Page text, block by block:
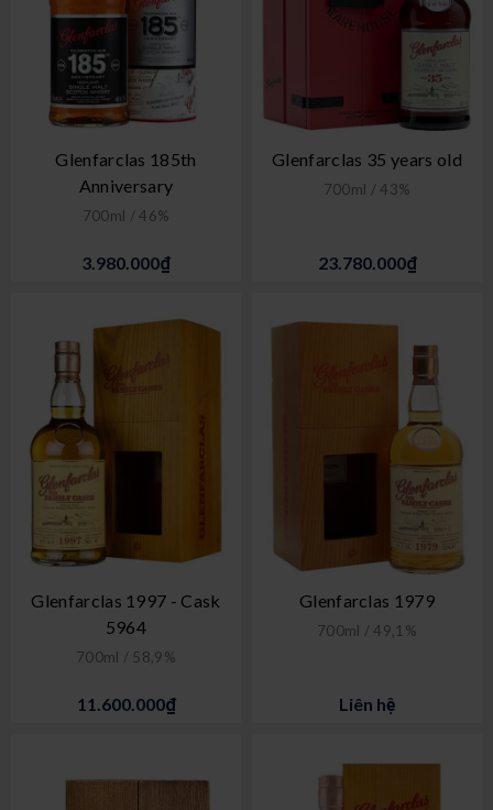
Glenfarclas 185th
Anniversary
700ml / 46%
3.980.000₫
Glenfarclas 35 years old
700ml / 43%
23.780.000₫
Glenfarclas 1997 - Cask
5964
700ml / 58,9%
11.600.000₫
Glenfarclas 1979
700ml / 49,1%
Liên hệ